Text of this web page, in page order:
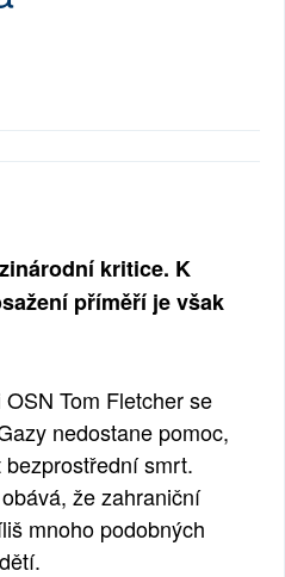
kritice. K
příměří je však
Tom Fletcher se
nedostane pomoc,
smrt.
že zahraniční
mnoho podobných